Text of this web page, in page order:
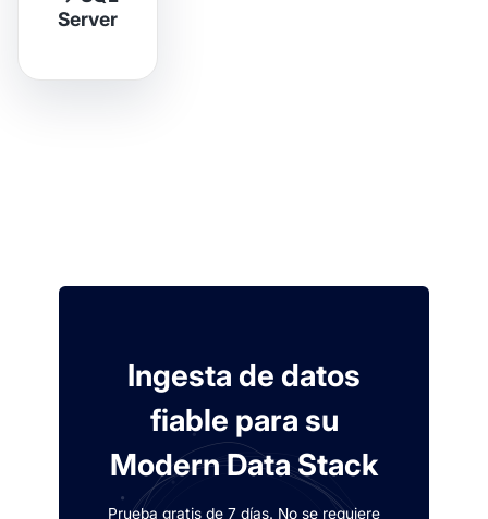
Server
Ingesta de datos
fiable para su
Modern Data Stack
Prueba gratis de 7 días. No se requiere